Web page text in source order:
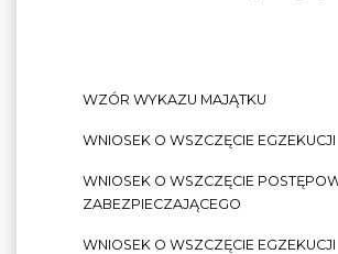
WZÓR WYKAZU MAJĄTKU
WNIOSEK O WSZCZĘCIE EGZEKUCJI
WNIOSEK O WSZCZĘCIE
ZABEZPIECZAJĄCEGO
WNIOSEK O WSZCZĘCIE EGZEKUCJI